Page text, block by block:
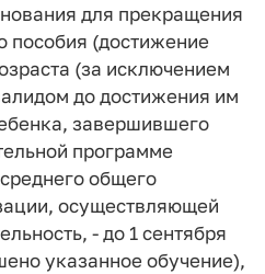
для прекращения
пособия (достижение
(за исключением
до достижения им
завершившего
программе
общего
осуществляющей
- до 1 сентября
указанное обучение),